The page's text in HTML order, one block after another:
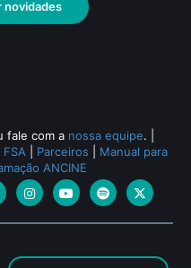
novidades
fale com a nossa equipe.
Parceiros
Manual para
ANCINE